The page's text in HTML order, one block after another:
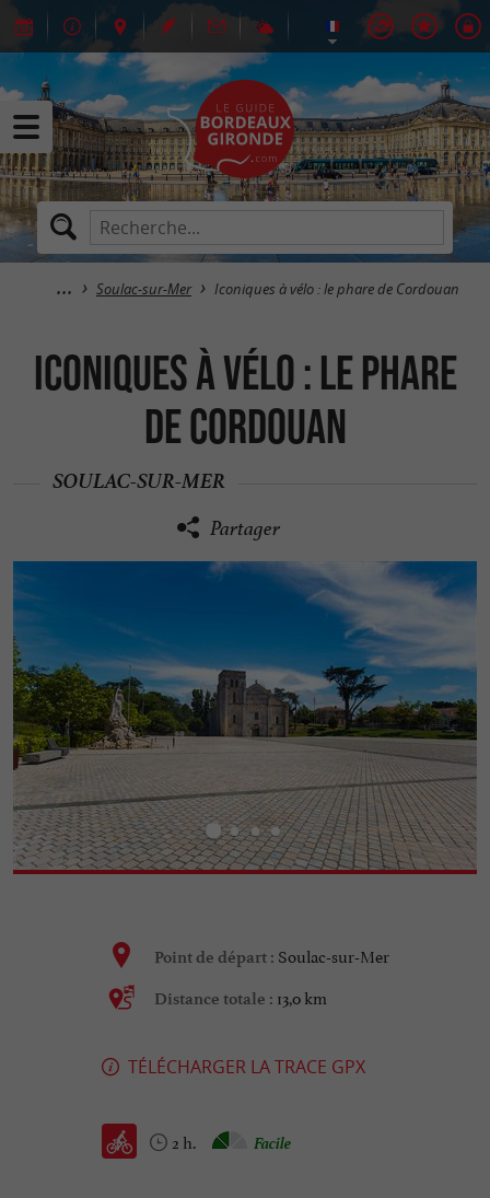
Soulac-sur-Mer Iconiques à vélo : le phare de Cordouan
Iconiques à vélo : le phare
de Cordouan
SOULAC-SUR-MER
Partager
Point de départ : Soulac-sur-Mer
Distance totale : 13,0 km
TÉLÉCHARGER LA TRACE GPX
2 h. Facile